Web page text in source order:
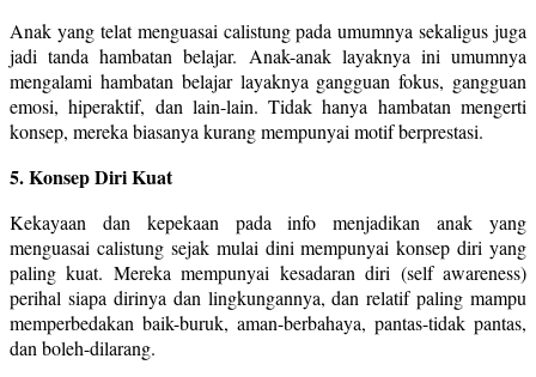
Anak yang telat menguasai calistung pada umumnya sekaligus juga
jadi tanda hambatan belajar. Anak-anak layaknya ini umumnya
mengalami hambatan belajar layaknya gangguan fokus, gangguan
emosi, hiperaktif, dan lain-lain. Tidak hanya hambatan mengerti
konsep, mereka biasanya kurang mempunyai motif berprestasi.
5. Konsep Diri Kuat
Kekayaan dan kepekaan pada info menjadikan anak yang
menguasai calistung sejak mulai dini mempunyai konsep diri yang
paling kuat. Mereka mempunyai kesadaran diri (self awareness)
perihal siapa dirinya dan lingkungannya, dan relatif paling mampu
memperbedakan baik-buruk, aman-berbahaya, pantas-tidak pantas,
dan boleh-dilarang.